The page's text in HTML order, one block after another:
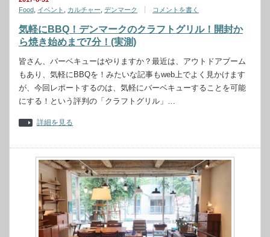
Food イベント カルチャー デンマーク コメントを書く
気軽にBBQ！デンマークのクラフトグリル！開封か
ら焼き始めまで7分！(実測)
皆さん、バーベキューはやりますか？最近は、アウトドアブーム
もあり、気軽にBBQを！みたいな記事もweb上でよく見かけます
が、今回レポートするのは、気軽にバーベキューすることを可能
にする！という評判の「クラフトグリル」…
詳細を見る